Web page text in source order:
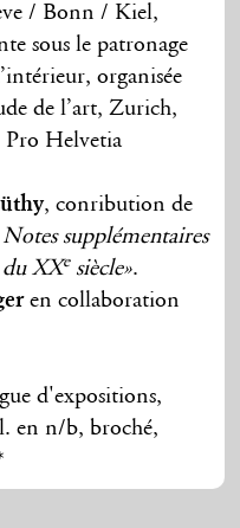
/ Bonn / Kiel,
sous le patronage
organisée
de l’art, Zurich,
Pro Helvetia
, conribution de
Notes supplémentaires
du XXesiècle».
en collaboration
d'expositions,
en n/b, broché,